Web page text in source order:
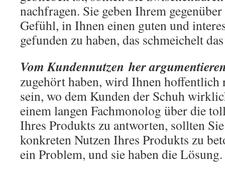
nachfragen. Sie geben Ihrem
Gefühl, in Ihnen einen guten und
gefunden zu haben, das schmeichelt
Vom Kundennutzen her
zugehört haben, wird Ihnen
sein, wo dem Kunden der Schuh
einem langen Fachmonolog über die
Ihres Produkts zu antworten, sollten
konkreten Nutzen Ihres Produkts zu
ein Problem, und sie haben die